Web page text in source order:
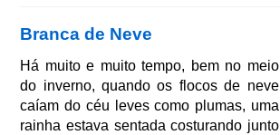
Foram colocados todos em fila, de
acordo com as próprias categorias e
nobreza: primeiro os reis, depois os
duques, os príncipes, os condes, os
barões e, por f
Branca de Neve
Há muito e muito tempo, bem no meio
do inverno, quando os flocos de neve
caíam do céu leves como plumas, uma
rainha estava sentada costurando junto